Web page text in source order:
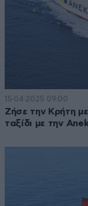
15·04·2025 09:00
Ζήσε την Κρήτη
ταξίδι με την